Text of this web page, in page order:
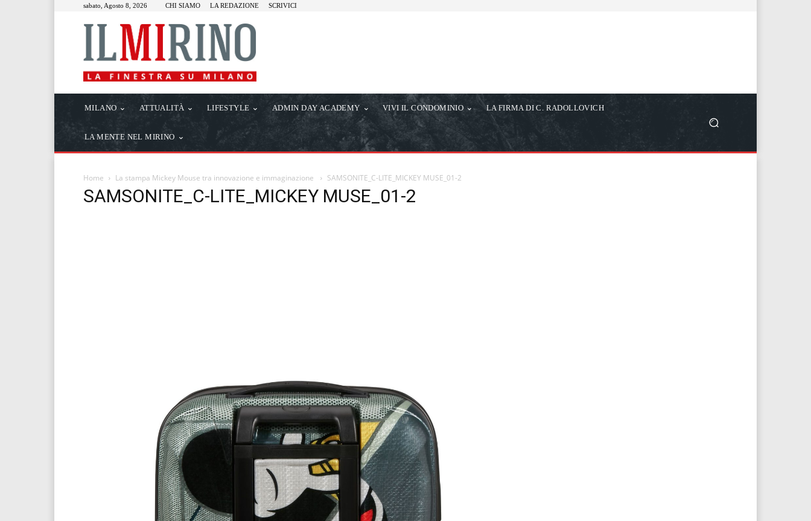
sabato, Agosto 8, 2026 CHI SIAMO LA REDAZIONE SCRIVICI
MILANO ATTUALITÀ LIFESTYLE ADMIN DAY ACADEMY VIVI IL CONDOMINIO LA FIRMA DI C. RADOLLOVICH
LA MENTE NEL MIRINO
Home La stampa Mickey Mouse tra innovazione e immaginazione SAMSONITE_C-LITE_MICKEY MUSE_01-2
SAMSONITE_C-LITE_MICKEY MUSE_01-2